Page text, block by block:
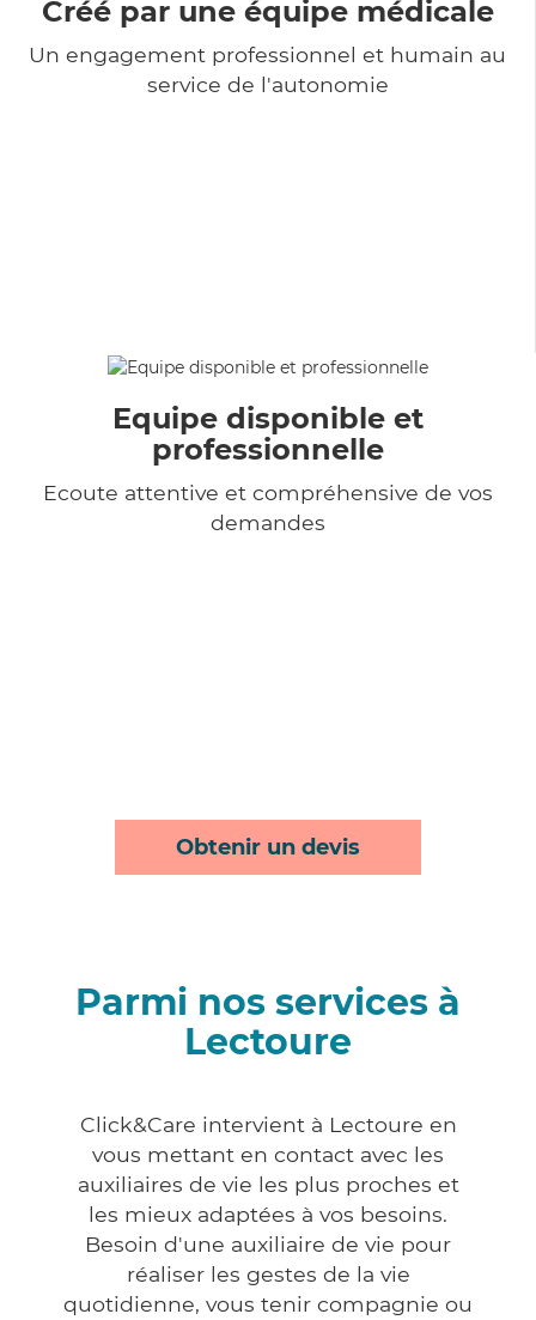
Créé par une équipe médicale
Un engagement professionnel et humain au
service de l'autonomie
Equipe disponible et
professionnelle
Ecoute attentive et compréhensive de vos
demandes
Obtenir un devis
Parmi nos services à
Lectoure
Click&Care intervient à Lectoure en
vous mettant en contact avec les
auxiliaires de vie les plus proches et
les mieux adaptées à vos besoins.
Besoin d'une auxiliaire de vie pour
réaliser les gestes de la vie
quotidienne, vous tenir compagnie ou